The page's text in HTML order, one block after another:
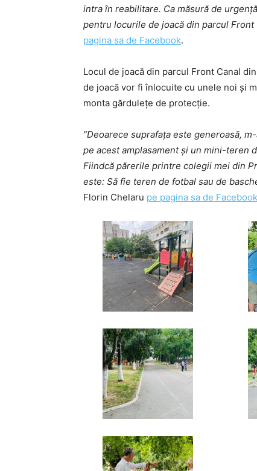
intra în reabilitare. Ca măsură de
pentru locurile de joacă din parcul Front
pagina sa de Facebook.
Locul de joacă din parcul Front Canal
de joacă vor fi înlocuite cu unele noi și
monta gărdulețe de protecție.
”Deoarece suprafața este generoasă,
pe acest amplasament și un mini-teren
Fiindcă părerile printre colegii mei din
este: Să fie teren de fotbal sau de
Florin Chelaru pe pagina sa de Facebook